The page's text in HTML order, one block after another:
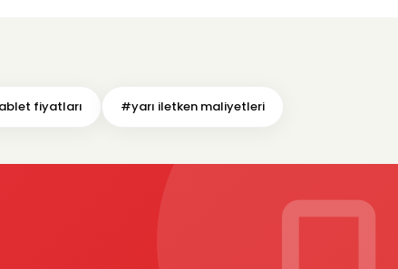
fiyatları #yarı iletken maliyetleri